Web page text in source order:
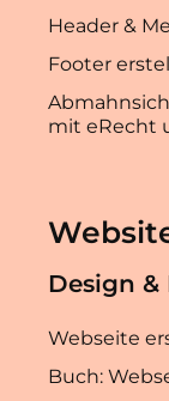
Header &
Footer
mit eRecht
Design &
Webseite
Buch: